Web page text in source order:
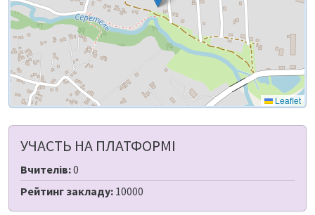
Leaflet
УЧАСТЬ НА ПЛАТФОРМІ
Вчителів:0
Рейтинг закладу: 10000